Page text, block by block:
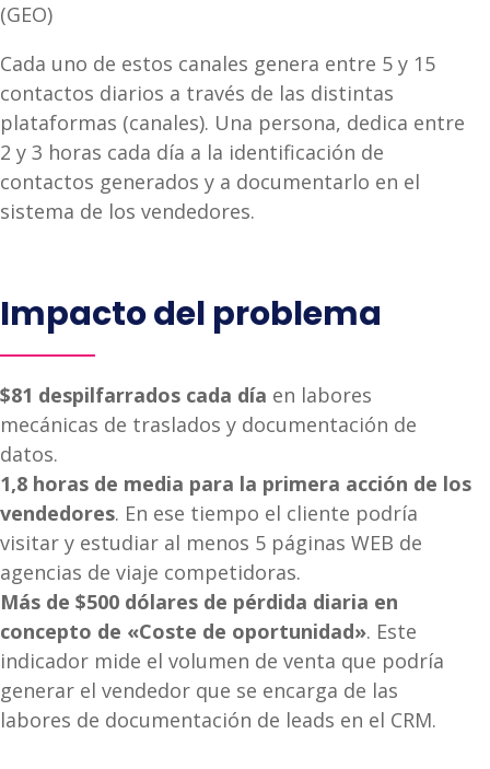
(GEO)
Cada uno de estos canales genera entre 5 y 15
contactos diarios a través de las distintas
plataformas (canales). Una persona, dedica entre
2 y 3 horas cada día a la identificación de
contactos generados y a documentarlo en el
sistema de los vendedores.
Impacto del problema
$81 despilfarrados cada día en labores
mecánicas de traslados y documentación de
datos.
1,8 horas de media para la primera acción de los
vendedores. En ese tiempo el cliente podría
visitar y estudiar al menos 5 páginas WEB de
agencias de viaje competidoras.
Más de $500 dólares de pérdida diaria en
concepto de «Coste de oportunidad». Este
indicador mide el volumen de venta que podría
generar el vendedor que se encarga de las
labores de documentación de leads en el CRM.